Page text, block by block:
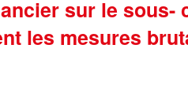
sur le sous-
les mesures